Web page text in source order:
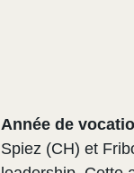
Année de
Spiez (CH) et